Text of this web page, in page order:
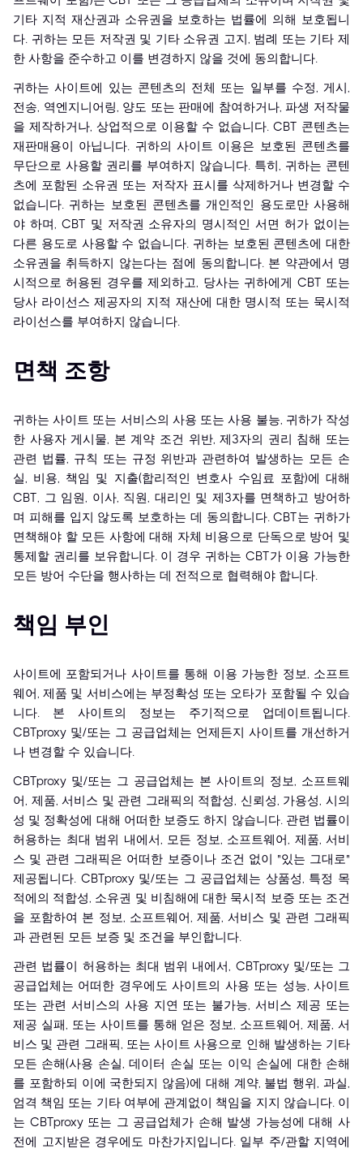
기타 지적 재산권과 소유권을 보호하는 법률에 의해 보호됩니
다. 귀하는 모든 저작권 및 기타 소유권 고지, 범례 또는 기타 제
한 사항을 준수하고 이를 변경하지 않을 것에 동의합니다.
귀하는 사이트에 있는 콘텐츠의 전체 또는 일부를 수정, 게시,
전송, 역엔지니어링, 양도 또는 판매에 참여하거나, 파생 저작물
을 제작하거나, 상업적으로 이용할 수 없습니다. CBT 콘텐츠는
재판매용이 아닙니다. 귀하의 사이트 이용은 보호된 콘텐츠를
무단으로 사용할 권리를 부여하지 않습니다. 특히, 귀하는 콘텐
츠에 포함된 소유권 또는 저작자 표시를 삭제하거나 변경할 수
없습니다. 귀하는 보호된 콘텐츠를 개인적인 용도로만 사용해
야 하며, CBT 및 저작권 소유자의 명시적인 서면 허가 없이는
다른 용도로 사용할 수 없습니다. 귀하는 보호된 콘텐츠에 대한
소유권을 취득하지 않는다는 점에 동의합니다. 본 약관에서 명
시적으로 허용된 경우를 제외하고, 당사는 귀하에게 CBT 또는
당사 라이선스 제공자의 지적 재산에 대한 명시적 또는 묵시적
라이선스를 부여하지 않습니다.
면책 조항
귀하는 사이트 또는 서비스의 사용 또는 사용 불능, 귀하가 작성
한 사용자 게시물, 본 계약 조건 위반, 제3자의 권리 침해 또는
관련 법률, 규칙 또는 규정 위반과 관련하여 발생하는 모든 손
실, 비용, 책임 및 지출(합리적인 변호사 수임료 포함)에 대해
CBT, 그 임원, 이사, 직원, 대리인 및 제3자를 면책하고 방어하
며 피해를 입지 않도록 보호하는 데 동의합니다. CBT는 귀하가
면책해야 할 모든 사항에 대해 자체 비용으로 단독으로 방어 및
통제할 권리를 보유합니다. 이 경우 귀하는 CBT가 이용 가능한
모든 방어 수단을 행사하는 데 전적으로 협력해야 합니다.
책임 부인
사이트에 포함되거나 사이트를 통해 이용 가능한 정보, 소프트
웨어, 제품 및 서비스에는 부정확성 또는 오타가 포함될 수 있습
니다. 본 사이트의 정보는 주기적으로 업데이트됩니다.
CBTproxy 및/또는 그 공급업체는 언제든지 사이트를 개선하거
나 변경할 수 있습니다.
CBTproxy 및/또는 그 공급업체는 본 사이트의 정보, 소프트웨
어, 제품, 서비스 및 관련 그래픽의 적합성, 신뢰성, 가용성, 시의
성 및 정확성에 대해 어떠한 보증도 하지 않습니다. 관련 법률이
허용하는 최대 범위 내에서, 모든 정보, 소프트웨어, 제품, 서비
스 및 관련 그래픽은 어떠한 보증이나 조건 없이 "있는 그대로"
제공됩니다. CBTproxy 및/또는 그 공급업체는 상품성, 특정 목
적에의 적합성, 소유권 및 비침해에 대한 묵시적 보증 또는 조건
을 포함하여 본 정보, 소프트웨어, 제품, 서비스 및 관련 그래픽
과 관련된 모든 보증 및 조건을 부인합니다.
관련 법률이 허용하는 최대 범위 내에서, CBTproxy 및/또는 그
공급업체는 어떠한 경우에도 사이트의 사용 또는 성능, 사이트
또는 관련 서비스의 사용 지연 또는 불가능, 서비스 제공 또는
제공 실패, 또는 사이트를 통해 얻은 정보, 소프트웨어, 제품, 서
비스 및 관련 그래픽, 또는 사이트 사용으로 인해 발생하는 기타
모든 손해(사용 손실, 데이터 손실 또는 이익 손실에 대한 손해
를 포함하되 이에 국한되지 않음)에 대해 계약, 불법 행위, 과실,
엄격 책임 또는 기타 여부에 관계없이 책임을 지지 않습니다. 이
는 CBTproxy 또는 그 공급업체가 손해 발생 가능성에 대해 사
전에 고지받은 경우에도 마찬가지입니다. 일부 주/관할 지역에